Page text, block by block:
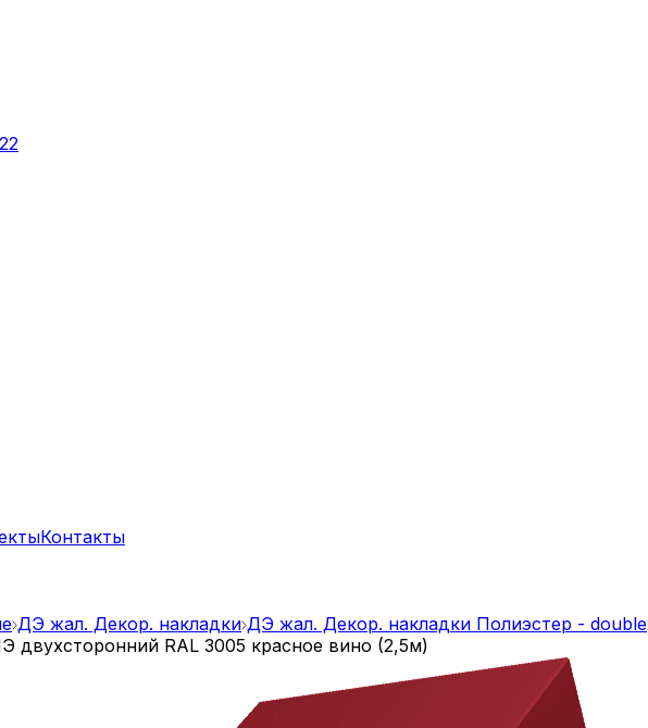
Контакты
ДЭ жал. Декор. накладки ДЭ жал. Декор. накладки Полиэстер - double
двухсторонний RAL 3005 красное вино (2,5м)